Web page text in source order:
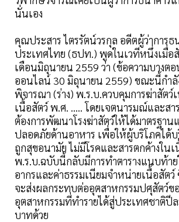
นั่นเอง
คุณประสาร ไตรรัตน์วรกุล อดีตผู้ว่าการธ
ประเทศไทย (ธปท.) พูดในเวทีหนึ่งเมื่อ
เดือนมิถุนายน 2559 ว่า (ข้อความบางต
ออนไลน์ 30 มิถุนายน 2559) ขณะนี้กำลั
พิจารณา (ร่าง) พ.ร.บ.ควบคุมการฆ่าสัตว์
เนื้อสัตว์ พ.ศ. ….. โดยเจตนารมณ์และส
ต้องการพัฒนาโรงฆ่าสัตว์ให้ได้มาตรฐาน
ปลอดภัยด้านอาหาร เพื่อให้ผู้บริโภคได้
ถูกสุขอนามัย ไม่มีโรคและสารตกค้างในเ
พ.ร.บ.ฉบับนี้กลับมีการทำตารางแนบท้าย
อากรและค่าธรรมเนียมจำหน่ายเนื้อสัตว์
จะส่งผลกระทบต่ออุตสาหกรรมปศุสัตว์ข
อุตสาหกรรมที่ทำรายได้สู่ประเทศชาติปี
บาทด้วย